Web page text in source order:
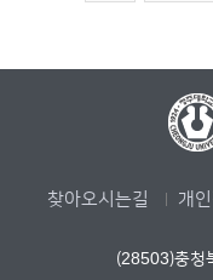
찾아오시는길 개
(28503)충청